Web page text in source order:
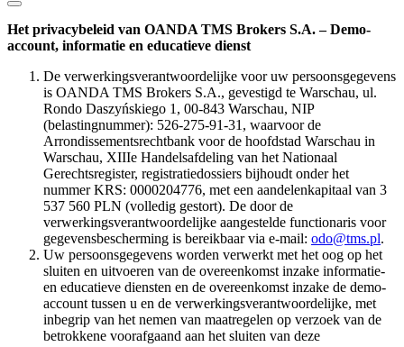
Het privacybeleid van OANDA TMS Brokers S.A. – Demo-
account, informatie en educatieve dienst
De verwerkingsverantwoordelijke voor uw persoonsgegevens
is OANDA TMS Brokers S.A., gevestigd te Warschau, ul.
Rondo Daszyńskiego 1, 00-843 Warschau, NIP
(belastingnummer): 526-275-91-31, waarvoor de
Arrondissementsrechtbank voor de hoofdstad Warschau in
Warschau, XIIIe Handelsafdeling van het Nationaal
Gerechtsregister, registratiedossiers bijhoudt onder het
nummer KRS: 0000204776, met een aandelenkapitaal van 3
537 560 PLN (volledig gestort). De door de
verwerkingsverantwoordelijke aangestelde functionaris voor
gegevensbescherming is bereikbaar via e-mail: odo@tms.pl.
Uw persoonsgegevens worden verwerkt met het oog op het
sluiten en uitvoeren van de overeenkomst inzake informatie-
en educatieve diensten en de overeenkomst inzake de demo-
account tussen u en de verwerkingsverantwoordelijke, met
inbegrip van het nemen van maatregelen op verzoek van de
betrokkene voorafgaand aan het sluiten van deze